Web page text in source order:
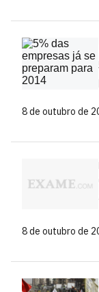
8 de outubro de
8 de outubro de